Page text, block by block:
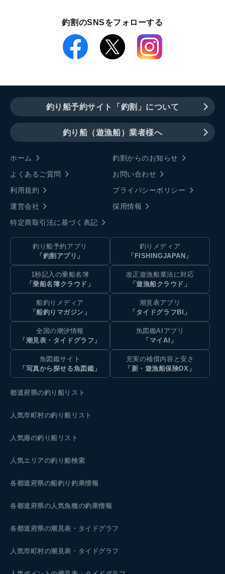
釣割のSNSをフォローする
釣り船予約サイト「釣割」について
釣り船（遊漁船）業者様へ
ホーム
釣割からのお知らせ
よくあるご質問
お問い合わせ
利用規約
プライバシーポリシー
運営会社
採用情報
特定商取引法に基づく表記
釣り船予約アプリ
「釣割アプリ」
釣りメディア
「FISHINGJAPAN」
1秒記入の乗船名簿
「乗船名簿クラウド」
改正遊漁船業法に対応
「遊漁船クラウド」
船釣りメディア
「船釣りマガジン」
潮見表アプリ
「タイドグラフBI」
全国の潮汐情報
「潮見表・タイドグラフ」
魚図鑑AIアプリ
「マイAI」
魚図鑑サイト
「写真から探せる魚図鑑」
充実の補償内容と安さ
「新・遊漁船保険DX」
都道府県の釣り船リスト
人気市町村の釣り船リスト
人気港の釣り船リスト
人気エリアの釣り船検索
各都道府県の船釣り釣果情報
各都道府県の人気魚種の釣果情報
各都道府県の潮見表 ・タイドグラフ
人気市町村の潮見表・タイドグラフ